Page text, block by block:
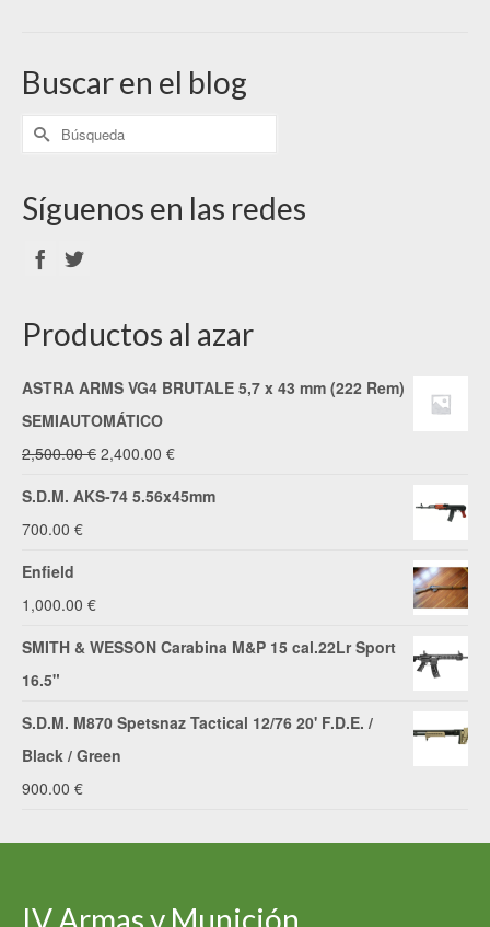
Buscar en el blog
Síguenos en las redes
Productos al azar
ASTRA ARMS VG4 BRUTALE 5,7 x 43 mm (222 Rem)
SEMIAUTOMÁTICO
2,500.00€ El
precio
2,400.00 €El
S.D.M. AKS-74 5.56x45mm
700.00 €
Enfield
1,000.00 €
SMITH & WESSON Carabina M&P 15 cal.22Lr Sport
16.5"
S.D.M. M870 Spetsnaz Tactical 12/76 20' F.D.E. /
Black / Green
900.00 €